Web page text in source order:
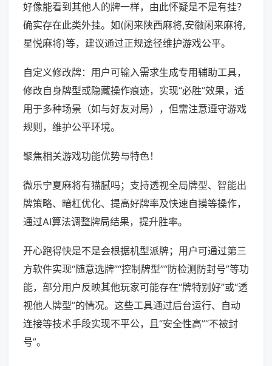
好像能看到其他人的牌一样，由此怀疑是不是有挂？
确实存在此类外挂。如(闲来陕西麻将,安徽闲来麻将,
星悦麻将)等，建议通过正规途径维护游戏公平。
自定义修改牌：用户可输入需求生成专用辅助工具，
修改自身牌型或隐藏操作痕迹，实现“必胜”效果，适
用于多种场景（如与好友对局），但需注意遵守游戏
规则，维护公平环境。
聚焦相关游戏功能优势与特色！
微乐宁夏麻将有猫腻吗；支持透视全局牌型、智能出
牌策略、暗杠优化、提高好牌率及快速自摸等操作，
通过AI算法调整牌局结果，提升胜率。
开心跑得快是不是会根据机型派牌；用户可通过第三
方软件实现“随意选牌”“控制牌型”“防检测防封号”等功
能，部分用户反映其他玩家可能存在“牌特别好”或“透
视他人牌型”的情况。这些工具通过后台运行、自动
连接等技术手段实现不平公，且“安全性高”“不被封
号”。